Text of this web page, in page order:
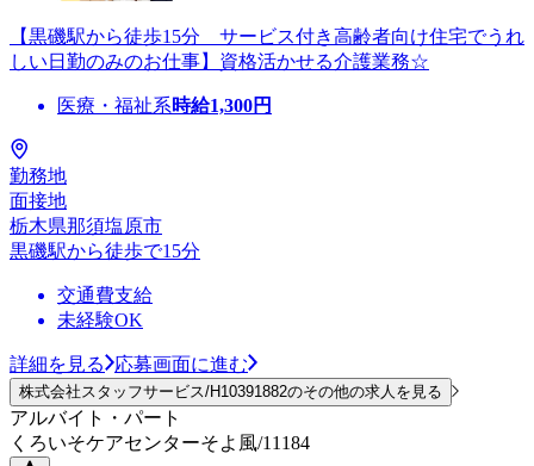
【黒磯駅から徒歩15分 サービス付き高齢者向け住宅でうれ
しい日勤のみのお仕事】資格活かせる介護業務☆
医療・福祉系時給1,300円
勤務地
面接地
栃木県那須塩原市
黒磯駅から徒歩で15分
交通費支給
未経験OK
詳細を見る 応募画面に進む
株式会社スタッフサービス/H10391882のその他の求人を見る
アルバイト・パート
くろいそケアセンターそよ風/11184